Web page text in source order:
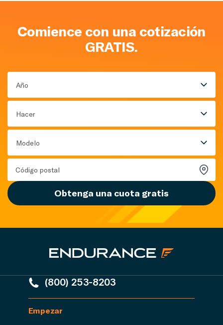
Comience con una cotización
GRATIS.
Año
Hacer
Modelo
Obtenga una cuota gratis
(800) 253-8203
Empezar